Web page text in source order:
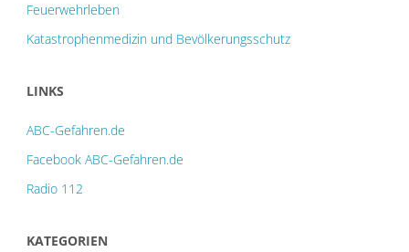
Feuerwehrleben
Katastrophenmedizin und Bevölkerungsschutz
LINKS
ABC-Gefahren.de
Facebook ABC-Gefahren.de
Radio 112
KATEGORIEN